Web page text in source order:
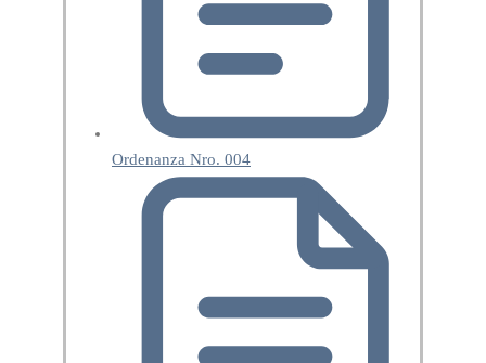
Ordenanza Nro. 004